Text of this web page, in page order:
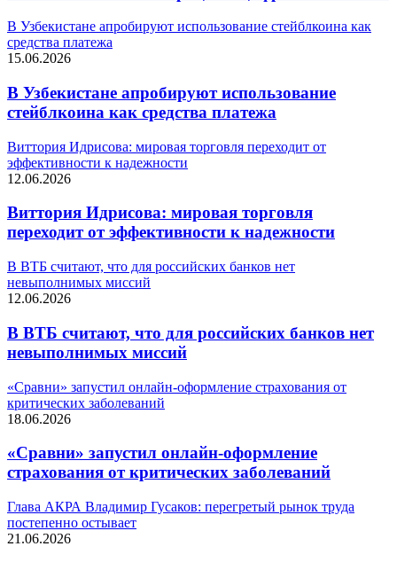
В Узбекистане апробируют использование стейблкоина как
средства платежа
15.06.2026
В Узбекистане апробируют использование
стейблкоина как средства платежа
Виттория Идрисова: мировая торговля переходит от
эффективности к надежности
12.06.2026
Виттория Идрисова: мировая торговля
переходит от эффективности к надежности
В ВТБ считают, что для российских банков нет
невыполнимых миссий
12.06.2026
В ВТБ считают, что для российских банков нет
невыполнимых миссий
«Сравни» запустил онлайн-оформление страхования от
критических заболеваний
18.06.2026
«Сравни» запустил онлайн-оформление
страхования от критических заболеваний
Глава АКРА Владимир Гусаков: перегретый рынок труда
постепенно остывает
21.06.2026